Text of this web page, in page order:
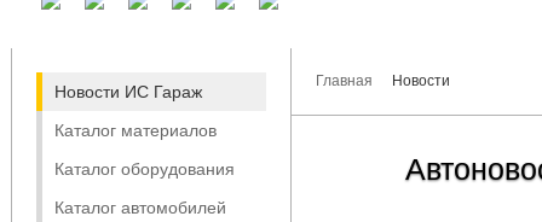
Новости ИС Гараж
Каталог материалов
Каталог оборудования
Каталог автомобилей
Главная Новости